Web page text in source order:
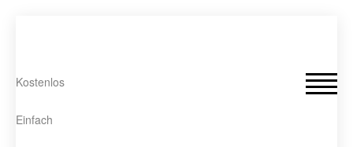
Kostenlos
Einfach